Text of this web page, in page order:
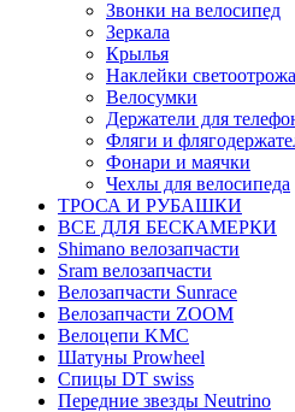
Звонки на велосипед
Зеркала
Крылья
Наклейки
Велосумки
Держатели для
Фляги и
Фонари и маячки
Чехлы для велосипеда
ТРОСА И РУБАШКИ
ВСЕ ДЛЯ БЕСКАМЕРКИ
Shimano велозапчасти
Sram велозапчасти
Велозапчасти Sunrace
Велозапчасти ZOOM
Велоцепи KMC
Шатуны Prowheel
Спицы DT swiss
Передние звезды Neutrino